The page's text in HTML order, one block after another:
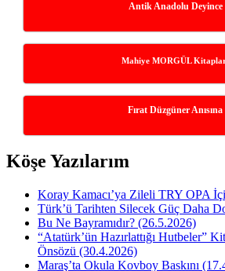
Antik Anadolu Deyince
Mahiye MORGÜL
Fırat Düzgüner Anısına
Köşe Yazılarım
Koray Kamacı’ya Zileli TRY OPA
Türk’ü Tarihten Silecek Güç Daha
Bu Ne Bayramıdır? (26.5.2026)
“Atatürk’ün Hazırlattığı Hutbeler”
Önsözü (30.4.2026)
Maraş’ta Okula Kovboy Baskını